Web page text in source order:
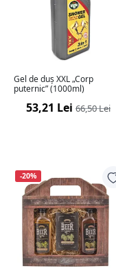
Gel de duș XXL „Corp
puternic” (1000ml)
53,21 Lei 66,50 Lei
-20%